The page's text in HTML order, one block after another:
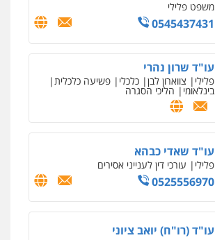
עו"ד שילה ענבר
פלילי כלכלי מיסים הלבנת הון ייעוץ לעורכי
דין
0506216097
עו"ד תמיר סולומון
פלילי כלכלי מיסים הלבנת הון
0528758840
עו"ד רן כהן רוכברגר
דיני צבא פלילי צווארון לבן